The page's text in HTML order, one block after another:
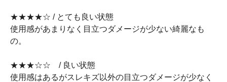
★★★★☆ / とても良い状態
使用感があまりなく目立つダメージが少ない綺麗なも
の。
★★★☆☆ / 良い状態
使用感はあるがスレキズ以外の目立つダメージが少なく